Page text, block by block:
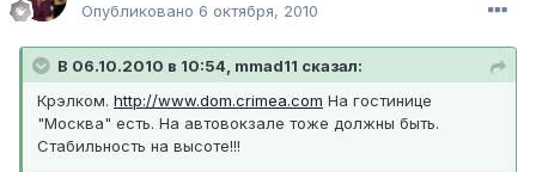
Опубликовано 6 октября, 2010
В 06.10.2010 в 10:54, mmad11 сказал:
Крэлком. http://www.dom.crimea.com На гостинице
"Москва" есть. На автовокзале тоже должны быть.
Стабильность на высоте!!!